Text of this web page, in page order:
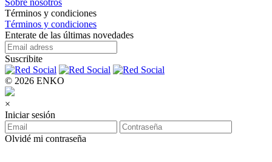
Sobre nosotros
Términos y condiciones
Términos y condiciones
Enterate de las últimas novedades
Suscribite
© 2026 ENKO
×
Iniciar sesión
Olvidé mi contraseña